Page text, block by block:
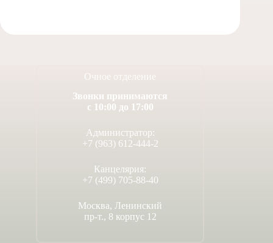
Очное отделение
Звонки принимаются
с 10:00 до 17:00
Администратор:
+7 (963) 612-444-2
Канцелярия:
+7 (499) 705-88-40
Москва, Ленинский
пр-т., 8 корпус 12